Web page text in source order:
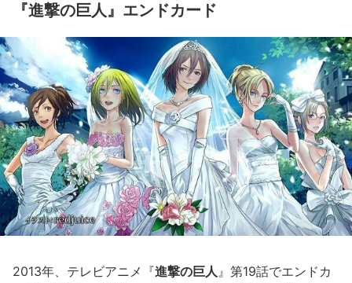
『進撃の巨人』エンドカード
2013年、テレビアニメ『進撃の巨人 』第19話でエンドカ